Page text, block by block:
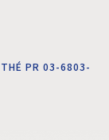
PR 03-6803-